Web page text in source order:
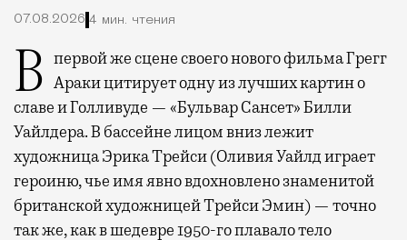
07.08.2026 4 мин. чтения
В первой же сцене своего нового фильма Грегг Араки цитирует одну из лучших картин о
славе и Голливуде — «Бульвар Сансет» Билли
Уайлдера. В бассейне лицом вниз лежит
художница Эрика Трейси (Оливия Уайлд играет
героиню, чье имя явно вдохновлено знаменитой
британской художницей Трейси Эмин) — точно
так же, как в шедевре 1950-го плавало тело